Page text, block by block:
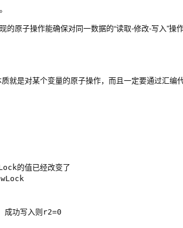
原子操作能确保对同一数据的“读取-修改-写入”操
就是对某个变量的原子操作，而且一定要通过汇编
的值已经改变了
功写入则r2=0